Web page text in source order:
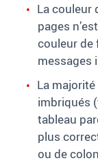
La couleur
pages
couleur de
messages
La
imbriqués
tableau
plus
ou de